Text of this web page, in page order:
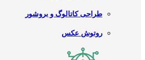
طراحی کاتالوگ و بروشور
روتوش عکس